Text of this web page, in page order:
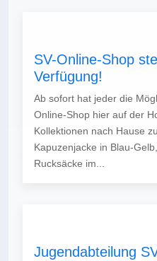
SV-Online-Shop
Verfügung!
Ab sofort hat jeder die
Online-Shop hier auf der
Kollektionen nach Hause
Kapuzenjacke in Blau-
Rucksäcke im...
Jugendabteilung